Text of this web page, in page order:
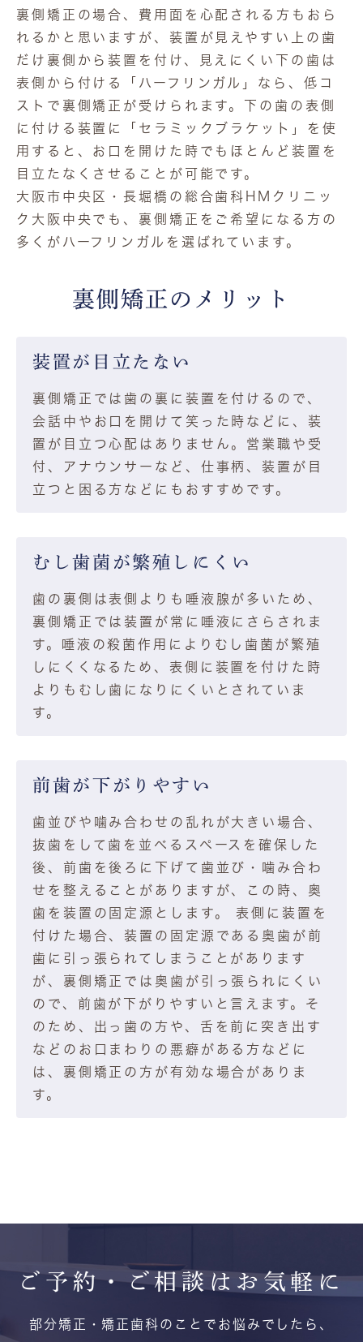
裏側矯正の場合、費用面を心配される方もおら
れるかと思いますが、装置が見えやすい上の歯
だけ裏側から装置を付け、見えにくい下の歯は
表側から付ける「ハーフリンガル」なら、低コ
ストで裏側矯正が受けられます。下の歯の表側
に付ける装置に「セラミックブラケット」を使
用すると、お口を開けた時でもほとんど装置を
目立たなくさせることが可能です。
大阪市中央区・長堀橋の総合歯科HMクリニッ
ク大阪中央でも、裏側矯正をご希望になる方の
多くがハーフリンガルを選ばれています。
裏側矯正のメリット
装置が目立たない
裏側矯正では歯の裏に装置を付けるので、
会話中やお口を開けて笑った時などに、装
置が目立つ心配はありません。営業職や受
付、アナウンサーなど、仕事柄、装置が目
立つと困る方などにもおすすめです。
むし歯菌が繁殖しにくい
歯の裏側は表側よりも唾液腺が多いため、
裏側矯正では装置が常に唾液にさらされま
す。唾液の殺菌作用によりむし歯菌が繁殖
しにくくなるため、表側に装置を付けた時
よりもむし歯になりにくいとされていま
す。
前歯が下がりやすい
歯並びや噛み合わせの乱れが大きい場合、
抜歯をして歯を並べるスペースを確保した
後、前歯を後ろに下げて歯並び・噛み合わ
せを整えることがありますが、この時、奥
歯を装置の固定源とします。 表側に装置を
付けた場合、装置の固定源である奥歯が前
歯に引っ張られてしまうことがあります
が、裏側矯正では奥歯が引っ張られにくい
ので、前歯が下がりやすいと言えます。そ
のため、出っ歯の方や、舌を前に突き出す
などのお口まわりの悪癖がある方などに
は、裏側矯正の方が有効な場合がありま
す。
ご予約・ご相談は お気軽に
部分矯正・矯正歯科のことでお悩みでしたら、